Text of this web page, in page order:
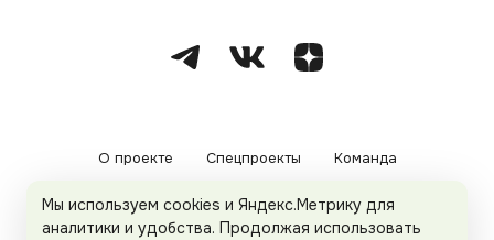
О проекте Спецпроекты Команда
Рекламодателям Политика конфиденциальности
Мы используем cookies и Яндекс.Метрику для
аналитики и удобства. Продолжая использовать